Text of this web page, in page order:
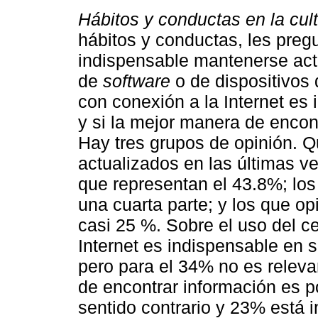
Hábitos y conductas en la
hábitos y conductas, les
indispensable mantenerse
de software o de dispositivos
con conexión a la Internet es
y si la mejor manera de
Hay tres grupos de opinión.
actualizados en las últimas
que representan el 43.8%;
una cuarta parte; y los que
casi 25 %. Sobre el uso del
Internet es indispensable en
pero para el 34% no es
de encontrar información es
sentido contrario y 23% está